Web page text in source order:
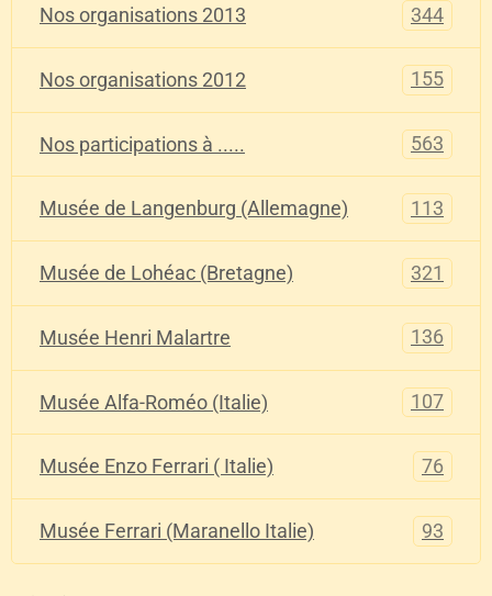
Nos organisations 2013 344
Nos organisations 2012 155
Nos participations à ..... 563
Musée de Langenburg (Allemagne) 113
Musée de Lohéac (Bretagne) 321
Musée Henri Malartre 136
Musée Alfa-Roméo (Italie) 107
Musée Enzo Ferrari ( Italie) 76
Musée Ferrari (Maranello Italie) 93